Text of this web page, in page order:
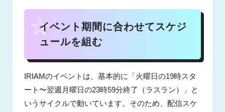
イベント期間に合わせてスケジ
ュールを組む
IRIAMのイベントは、基本的に「火曜日の19時スタ
ート〜翌週月曜日の23時59分終了（ラスラン）」と
いうサイクルで動いています。そのため、配信スケ